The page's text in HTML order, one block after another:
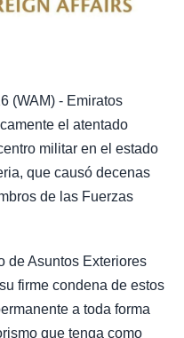
(WAM) - Emiratos
el atentado
militar en el estado
que causó decenas
de las Fuerzas
de Asuntos Exteriores
firme condena de estos
a toda forma
que tenga como